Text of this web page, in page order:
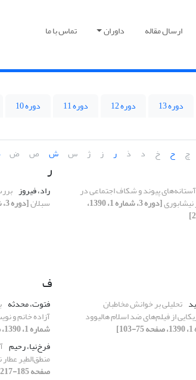
ارسال مقاله داوران تماس با ما
دوره 13 دوره 12 دوره 11 دوره 10
چ ح خ د ذ ر ز ژ س ش ص ض
آستانه‌های پیوند و شکاف اجتماعی در
نیشابوری [دوره 3، شماره 1، 1390،
ر
راد، فیروز
سبلان[دوره 3، شماره 2، 1390، صفحه 75-97]
تحلیلی بر خوانش مخاطبان
از فیلم‌های ضد اسلام هالیوود
ف
فتوت، محدثه
آزاده خانم و
شماره 1، 1390، صفحه 133-157]
فرخ‌نیا، رحیم
منطق‌الطیر
صفحه 185-217]